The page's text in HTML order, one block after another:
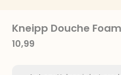
Kneipp Douche
10,99